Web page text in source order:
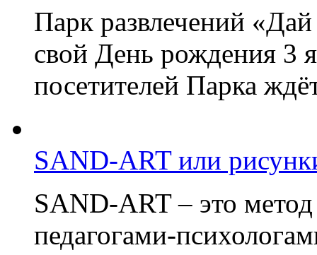
Парк развлечений
свой День рождения 3
посетителей Парка
SAND-ART или
SAND-ART – это
педагогами-